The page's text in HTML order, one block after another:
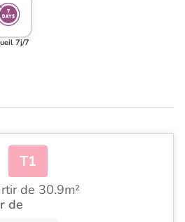
7j/7
T1
de 30.9m²
de